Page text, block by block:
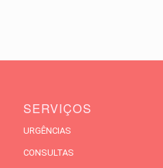
SERVIÇOS
URGÊNCIAS
CONSULTAS